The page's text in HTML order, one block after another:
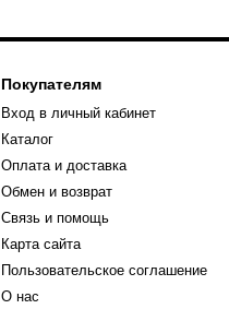
Покупателям
Вход в личный кабинет
Каталог
Оплата и доставка
Обмен и возврат
Связь и помощь
Карта сайта
Пользовательское соглашение
О нас